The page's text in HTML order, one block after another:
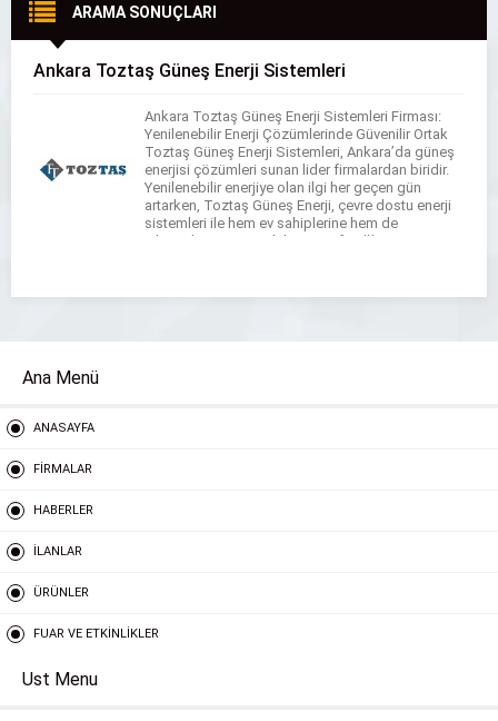
ARAMA SONUÇLARI
Ankara Toztaş Güneş Enerji Sistemleri
Ankara Toztaş Güneş Enerji Sistemleri Firması:
Yenilenebilir Enerji Çözümlerinde Güvenilir Ortak
Toztaş Güneş Enerji Sistemleri, Ankara’da güneş
enerjisi çözümleri sunan lider firmalardan biridir.
Yenilenebilir enerjiye olan ilgi her geçen gün
artarken, Toztaş Güneş Enerji, çevre dostu enerji
sistemleri ile hem ev sahiplerine hem de
işletmelere uzun vadeli tasarruf sağlayan
Ana Menü
ANASAYFA
FİRMALAR
HABERLER
İLANLAR
ÜRÜNLER
FUAR VE ETKİNLİKLER
Ust Menu